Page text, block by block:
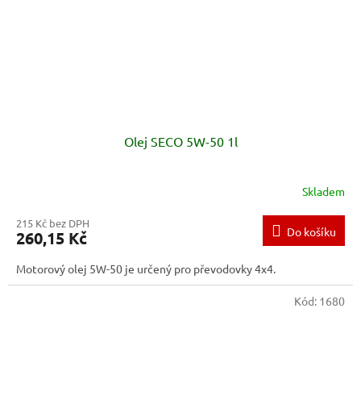
Olej SECO 5W-50 1l
Skladem
215 Kč bez DPH
260,15 Kč Do košíku
Motorový olej 5W-50 je určený pro převodovky 4x4.
Kód: 1680